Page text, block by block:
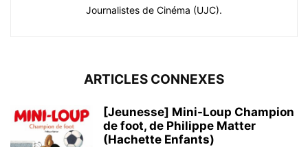
Journalistes de Cinéma (UJC).
ARTICLES CONNEXES
[Jeunesse] Mini-Loup Champion
de foot, de Philippe Matter
(Hachette Enfants)